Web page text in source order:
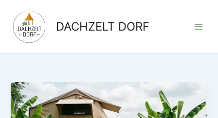
Inhalt
springen
DACHZELT DORF